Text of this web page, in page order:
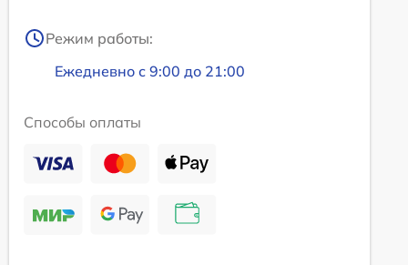
Режим работы:
Ежедневно с 9:00 до 21:00
Способы оплаты